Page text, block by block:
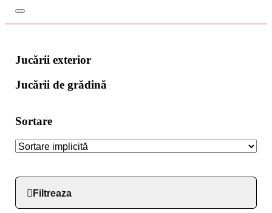
Jucării exterior
Jucării de grădină
Sortare
Filtreaza